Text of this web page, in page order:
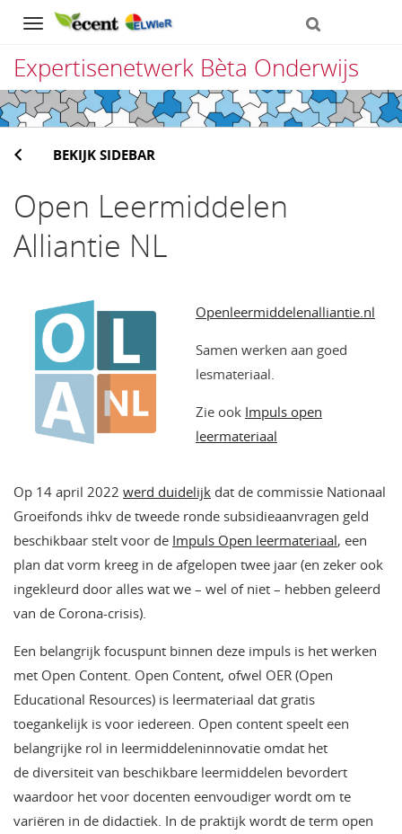
Navigation
Expertisenetwerk Bèta Onderwijs
Direct
naar
het
inhoud
BEKIJK SIDEBAR
Open Leermiddelen
Alliantie NL
Openleermiddelenalliantie.nl
Samen werken aan goed
lesmateriaal.
Zie ook Impuls open
leermateriaal
Op 14 april 2022 werd duidelijk dat de commissie Nationaal
Groeifonds ihkv de tweede ronde subsidieaanvragen geld
beschikbaar stelt voor de Impuls Open leermateriaal, een
plan dat vorm kreeg in de afgelopen twee jaar (en zeker ook
ingekleurd door alles wat we – wel of niet – hebben geleerd
van de Corona-crisis).
Een belangrijk focuspunt binnen deze impuls is het werken
met Open Content. Open Content, ofwel OER (Open
Educational Resources) is leermateriaal dat gratis
toegankelijk is voor iedereen. Open content speelt een
belangrijke rol in leermiddeleninnovatie omdat het
de diversiteit van beschikbare leermiddelen bevordert
waardoor het voor docenten eenvoudiger wordt om te
variëren in de didactiek. In de praktijk wordt de term open